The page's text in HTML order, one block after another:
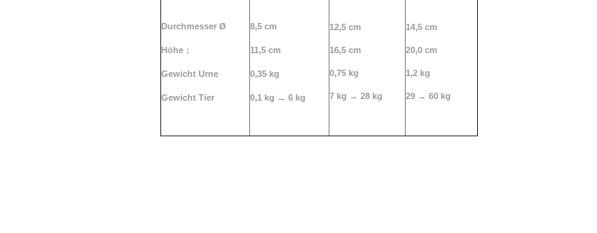
Durchmesser Ø
Höhe ↕
Gewicht Urne
Gewicht Tier
8,5 cm
11,5 cm
0,35 kg
0,1 kg → 6 kg
12,5 cm
16,5 cm
0,75 kg
7 kg → 28 kg
14,5 cm
20,0 cm
1,2 kg
29 → 60 kg